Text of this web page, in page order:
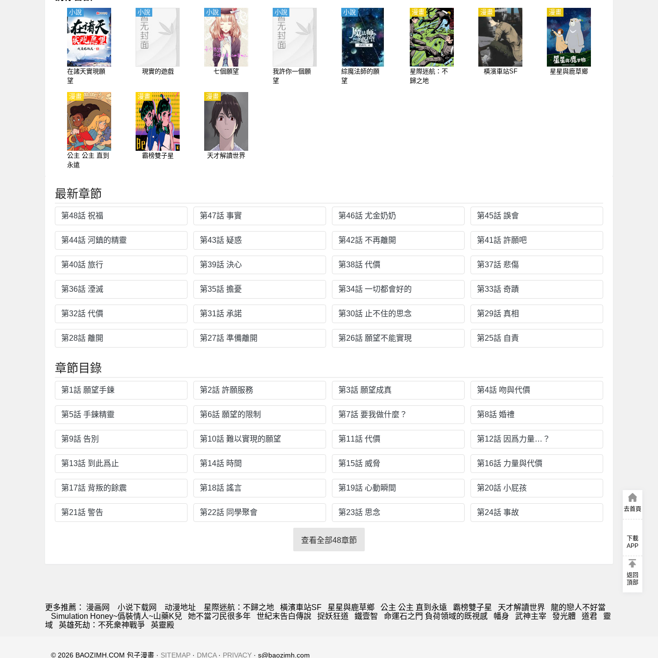
在諸天實現願
望
小說
現實的遊戲
小說
七個願望
小說
我許你一個願
望
小說
綜魔法師的願
望
小說
星際迷航：不
歸之地
漫畫
橫濱車站SF
漫畫
星星與鹿草鄉
漫畫
公主 公主 直到
永遠
漫畫
霸榜雙子星
漫畫
天才解讀世界
漫畫
最新章節
第48話 祝福 第47話 事實 第46話 尤金奶奶 第45話 誤會
第44話 河鎮的精靈 第43話 疑惑 第42話 不再離開 第41話 許願吧
第40話 旅行 第39話 決心 第38話 代價 第37話 悲傷
第36話 湮滅 第35話 擔憂 第34話 一切都會好的 第33話 奇蹟
第32話 代價 第31話 承諾 第30話 止不住的思念 第29話 真相
第28話 離開 第27話 準備離開 第26話 願望不能實現 第25話 自責
章節目錄
第1話 願望手鍊 第2話 許願服務 第3話 願望成真 第4話 吻與代價
第5話 手鍊精靈 第6話 願望的限制 第7話 要我做什麼？ 第8話 婚禮
第9話 告別 第10話 難以實現的願望 第11話 代價 第12話 因爲力量…？
第13話 到此爲止 第14話 時間 第15話 威脅 第16話 力量與代價
第17話 背叛的餘震 第18話 謠言 第19話 心動瞬間 第20話 小屁孩
第21話 警告 第22話 同學聚會 第23話 思念 第24話 事故
查看全部48章節
更多推薦： 漫画网 小说下载网 动漫地址 星際迷航：不歸之地 橫濱車站SF 星星與鹿草鄉 公主 公主 直到永遠 霸榜雙子星 天才解讀世界
龍的戀人不好當
Simulation Honey~僞裝情人~山藥K兒
她不當刁民很多年 世紀末告白傳說 捉妖狂道 鐵壹智 命運石之門 負荷領域的既視感 幡身 武神主宰 發光體 道君
靈
域
英雄死劫：不死衆神戰爭 英靈殿
去首頁
下載
APP
返回
頂部
© 2026 BAOZIMH.COM 包子漫畫 · SITEMAP · DMCA· PRIVACY · s@baozimh.com